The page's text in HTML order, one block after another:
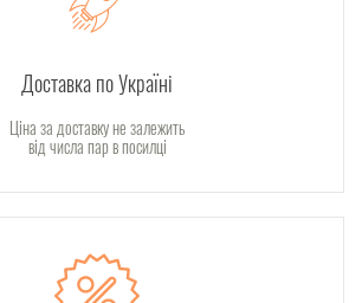
Доставка по Україні
Ціна за доставку не залежить
від числа пар в посилці